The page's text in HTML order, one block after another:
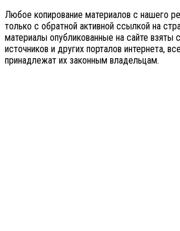
Любое копирование материалов с нашего
только с обратной активной ссылкой на
материалы опубликованные на сайте взяты
источников и других порталов интернета,
принадлежат их законным владельцам.